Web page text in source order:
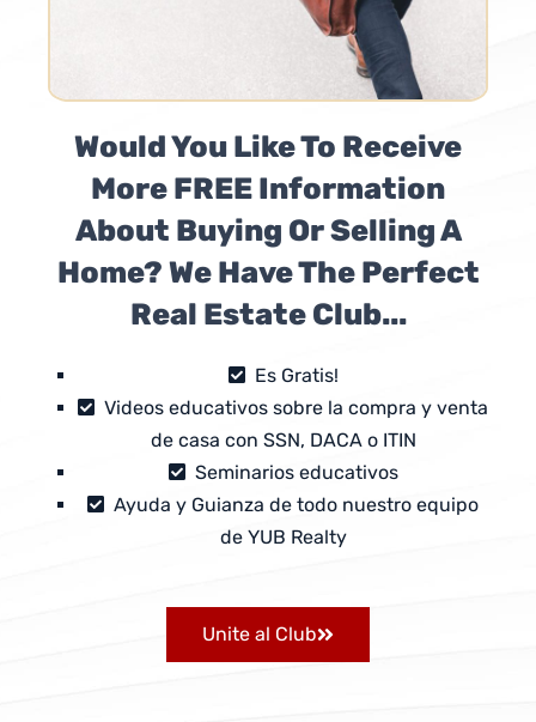
Would You Like To Receive
More FREE Information
About Buying Or Selling A
Home? We Have The Perfect
Real Estate Club...
Es Gratis!
Videos educativos sobre la compra y venta
de casa con SSN, DACA o ITIN
Seminarios educativos
Ayuda y Guianza de todo nuestro equipo
de YUB Realty
Unite al Club